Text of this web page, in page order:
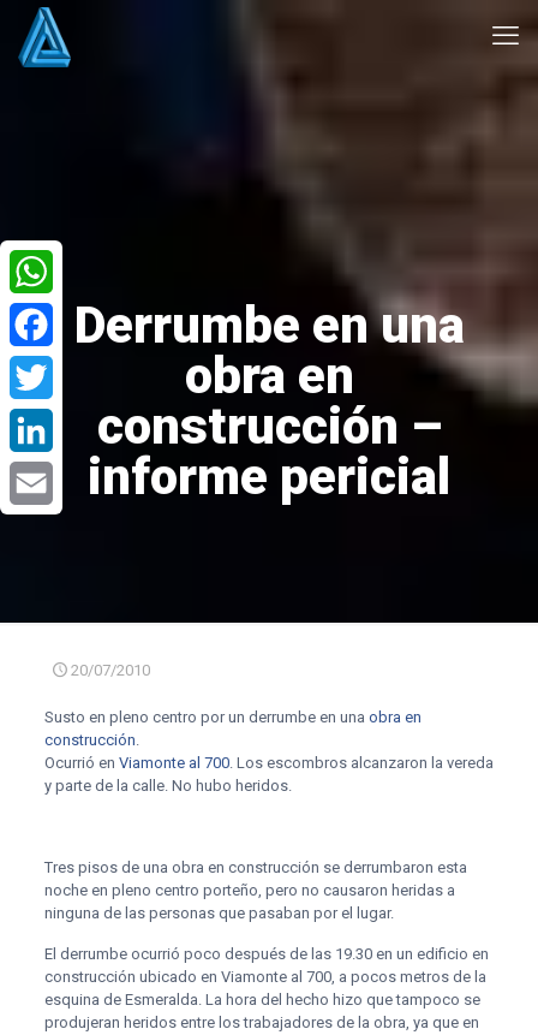
Derrumbe en una
obra en
construcción –
informe pericial
20/07/2010
Susto en pleno centro por un derrumbe en una obra en
construcción.
Ocurrió en Viamonte al 700. Los escombros alcanzaron la vereda
y parte de la calle. No hubo heridos.
Tres pisos de una obra en construcción se derrumbaron esta
noche en pleno centro porteño, pero no causaron heridas a
ninguna de las personas que pasaban por el lugar.
El derrumbe ocurrió poco después de las 19.30 en un edificio en
construcción ubicado en Viamonte al 700, a pocos metros de la
esquina de Esmeralda. La hora del hecho hizo que tampoco se
produjeran heridos entre los trabajadores de la obra, ya que en
WhatsApp
Facebook
Twitter
LinkedIn